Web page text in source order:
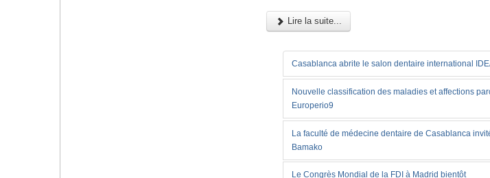
Lire la suite...
Casablanca abrite le salon dentaire international
Nouvelle classification des maladies et affections
Europerio9
La faculté de médecine dentaire de Casablanca
Bamako
Le Congrès Mondial de la FDI à Madrid bientôt